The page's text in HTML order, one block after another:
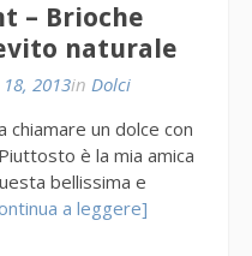
– Brioche
naturale
2013in Dolci
chiamare un dolce con
è la mia amica
bellissima e
a leggere]